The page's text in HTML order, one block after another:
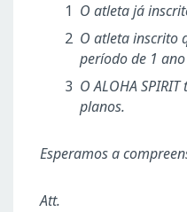
O atleta já
O atleta inscrito
período de 1
O ALOHA
planos.
Esperamos a
Att.